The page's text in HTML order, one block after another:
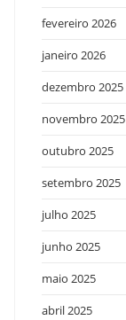
fevereiro 2026
janeiro 2026
dezembro 2025
novembro 2025
outubro 2025
setembro 2025
julho 2025
junho 2025
maio 2025
abril 2025